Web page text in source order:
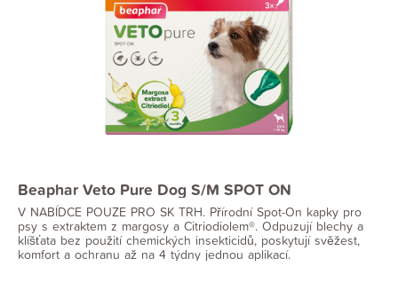
Beaphar Veto Pure Dog S/M SPOT ON
V NABÍDCE POUZE PRO SK TRH. Přírodní Spot-On kapky pro
psy s extraktem z margosy a Citriodiolem®. Odpuzují blechy a
klíšťata bez použití chemických insekticidů, poskytují svěžest,
komfort a ochranu až na 4 týdny jednou aplikací.